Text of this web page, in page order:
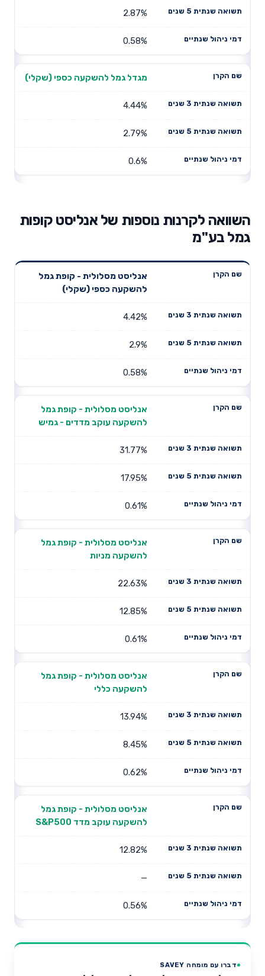
2.87%
0.58%
מגדל גמל להשקעה כספי (שקלי)
4.44%
2.79%
0.6%
השוואה לקרנות נוספות של אנליסט קופות
גמל בע"מ
שנתית 3
תשואה
שנתית 5
דמי ניהול
אנליסט מסלולית - קופת גמל
להשקעה כספי (שקלי)
4.42%
2.9%
0.58%
אנליסט מסלולית - קופת גמל
להשקעה עוקב מדדים - גמיש
31.77%
17.95%
0.61%
אנליסט מסלולית - קופת גמל
להשקעה מניות
22.63%
12.85%
0.61%
אנליסט מסלולית - קופת גמל
להשקעה כללי
13.94%
8.45%
0.62%
אנליסט מסלולית - קופת גמל
להשקעה עוקב מדד S&P500
12.82%
—
0.56%
דברו עם מומחה SAVEY